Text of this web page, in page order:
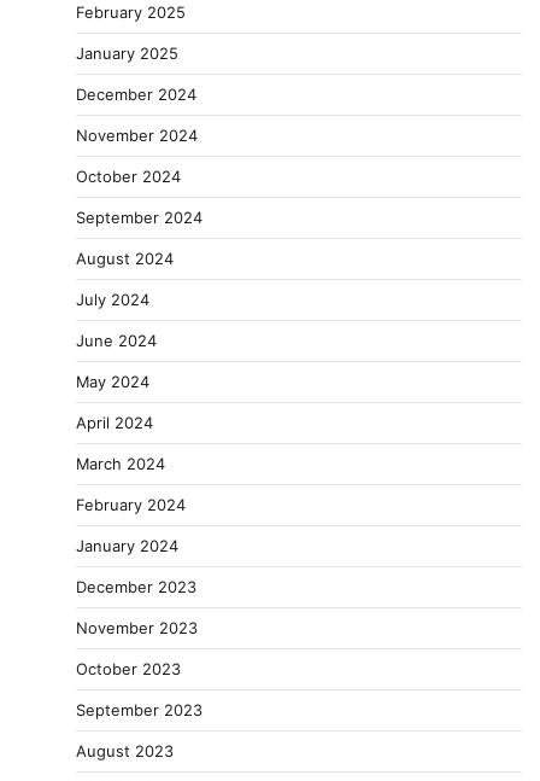
February 2025
January 2025
December 2024
November 2024
October 2024
September 2024
August 2024
July 2024
June 2024
May 2024
April 2024
March 2024
February 2024
January 2024
December 2023
November 2023
October 2023
September 2023
August 2023